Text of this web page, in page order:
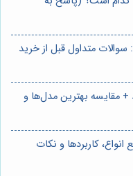
متداول قبل از خرید
+ مقایسه بهترین مدل‌ها و
انواع، کاربردها و نکات